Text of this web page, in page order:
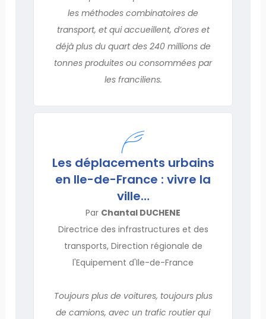
les méthodes combinatoires de
transport, et qui accueillent, d’ores et
déjà plus du quart des 240 millions de
tonnes produites ou consommées par
les franciliens.
Les déplacements urbains
en Ile-de-France : vivre la
ville…
Par Chantal DUCHENE
Directrice des infrastructures et des
transports, Direction régionale de
l'Equipement d'Ile-de-France
Toujours plus de voitures, toujours plus
de camions, avec un trafic routier qui